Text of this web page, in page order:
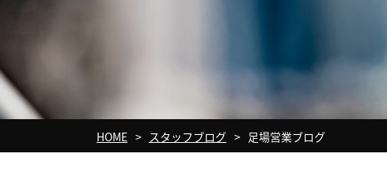
HOME スタッフブログ 足場営業ブログ